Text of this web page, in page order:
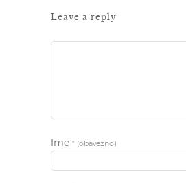
Leave a reply
Ime * (obavezno)